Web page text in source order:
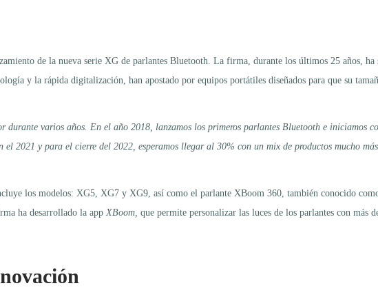
de la nueva serie XG de parlantes Bluetooth. La firma, durante los últimos 25 años,
y la rápida digitalización, han apostado por equipos portátiles diseñados para que su
durante varios años. En el año 2018, lanzamos los primeros parlantes Bluetooth e iniciamos
2021 y para el cierre del 2022, esperamos llegar al 30% con un mix de productos mucho
los modelos: XG5, XG7 y XG9, así como el parlante XBoom 360, también conocido
ha desarrollado la app XBoom, que permite personalizar las luces de los parlantes con más